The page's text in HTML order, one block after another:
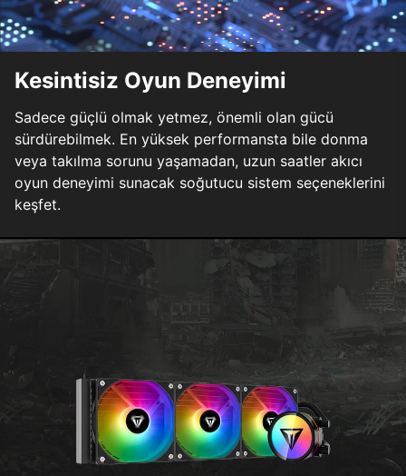
Kesintisiz Oyun Deneyimi
Sadece güçlü olmak yetmez, önemli olan gücü
sürdürebilmek. En yüksek performansta bile donma
veya takılma sorunu yaşamadan, uzun saatler akıcı
oyun deneyimi sunacak soğutucu sistem seçeneklerini
keşfet.